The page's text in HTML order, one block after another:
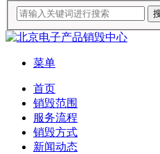
菜单
首页
销毁范围
服务流程
销毁方式
新闻动态